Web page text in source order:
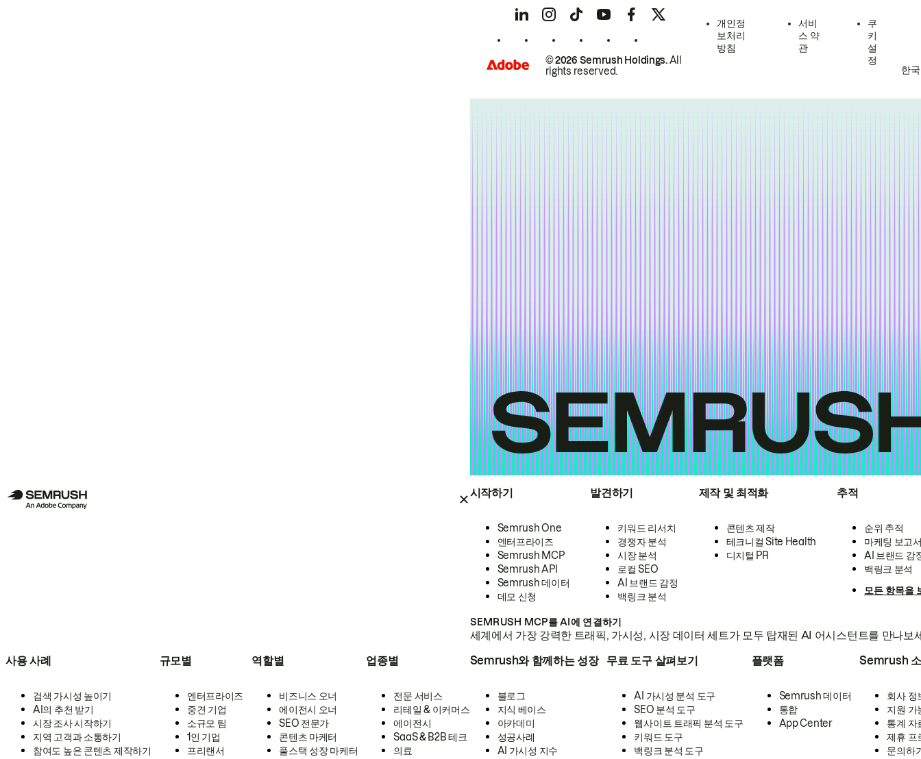
시작하기
Semrush One
엔터프라이즈
Semrush MCP
Semrush API
Semrush 데이터
데모 신청
발견하기
키워드 리서치
경쟁자 분석
시장 분석
로컬 SEO
AI 브랜드 감정
백링크 분석
제작 및 최적화
콘텐츠 제작
테크니컬 Site Health
디지털 PR
추적
순위 추적
마케팅 보고
AI 브랜드 감
백링크 분석
모든 항목을
SEMRUSH MCP를 AI에 연결하기
세계에서 가장 강력한 트래픽, 가시성, 시장 데이터 세트가 모두 탑재된 AI 어시스턴트를 만나보
사용 사례
검색 가시성 높이기
AI의 추천 받기
시장 조사 시작하기
지역 고객과 소통하기
참여도 높은 콘텐츠 제작하기
규모별
엔터프라이즈
중견 기업
소규모 팀
1인 기업
프리랜서
역할별
비즈니스 오너
에이전시 오너
SEO 전문가
콘텐츠 마케터
풀스택 성장 마케터
업종별
전문 서비스
리테일 & 이커머스
에이전시
SaaS & B2B 테크
의료
Semrush와 함께하는 성장
블로그
지식 베이스
아카데미
성공사례
AI 가시성 지수
무료 도구 살펴보기
AI 가시성 분석 도구
SEO 분석 도구
웹사이트 트래픽 분석 도구
키워드 도구
백링크 분석 도구
플랫폼
Semrush 데이터
통합
App Center
Semrush
회사 정
지원 가
통계 자
제휴 프
문의하
© 2026 Semrush Holdings.All
rights reserved.
개인정
보처리
방침
서비
스 약
관
쿠
키
설
정
한